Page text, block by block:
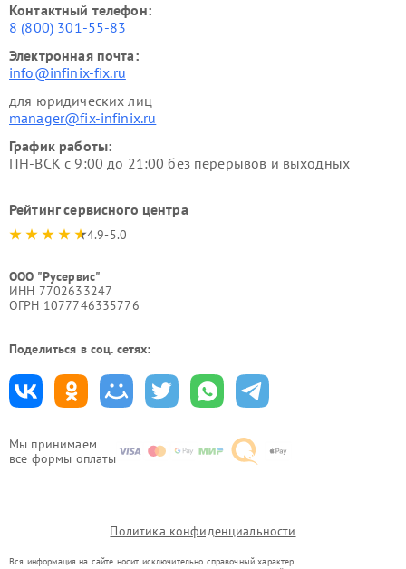
Мы принимаем
все формы оплаты
Контактный телефон:
8 (800) 301-55-83
Электронная почта:
info@infinix-fix.ru
для юридических лиц
manager@fix-infinix.ru
График работы:
ПН-ВСК с 9:00 до 21:00 без перерывов и выходных
Рейтинг сервисного центра
4.9-5.0
ООО "Русервис"
ИНН 7702633247
ОГРН 1077746335776
Поделиться в соц. сетях:
Политика конфиденциальности
Вся информация на сайте носит исключительно справочный характер.